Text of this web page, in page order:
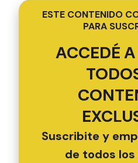
ESTE CONTENIDO
PARA
ACCEDÉ
Suscribite y
de todos